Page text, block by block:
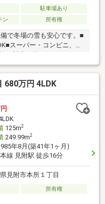
駐車場あり
ン 所有権
で冬場の雪も安心です。■
スーパー・コンビニ、病
680万円 4LDK
125m2
249.99m2
年8月(築41年1ヶ月)
線 見附駅 徒歩16分
見附市本所１丁目
所有権